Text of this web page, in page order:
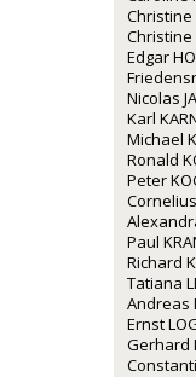
Christine
Christine
Edgar
Nicolas
Karl
Michael
Ronald
Peter
Paul
Richard
Tatiana
Andreas
Ernst
Gerhard